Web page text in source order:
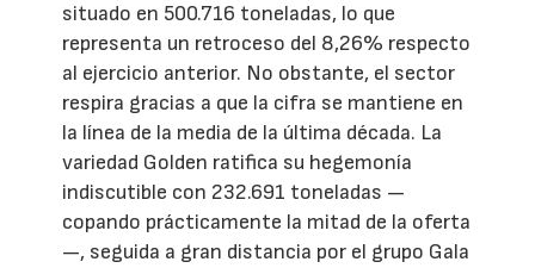
situado en 500.716 toneladas, lo que
representa un retroceso del 8,26% respecto
al ejercicio anterior. No obstante, el sector
respira gracias a que la cifra se mantiene en
la línea de la media de la última década. La
variedad Golden ratifica su hegemonía
indiscutible con 232.691 toneladas —
copando prácticamente la mitad de la oferta
—, seguida a gran distancia por el grupo Gala